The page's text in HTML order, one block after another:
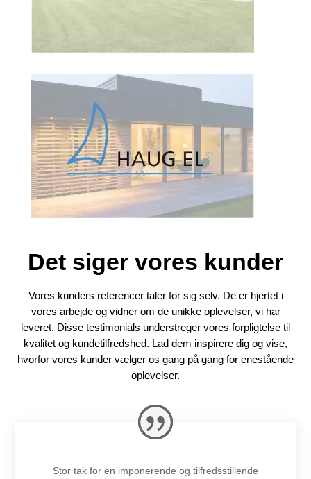
Det siger vores kunder
Vores kunders referencer taler for sig selv. De er hjertet i
vores arbejde og vidner om de unikke oplevelser, vi har
leveret. Disse testimonials understreger vores forpligtelse til
kvalitet og kundetilfredshed. Lad dem inspirere dig og vise,
hvorfor vores kunder vælger os gang på gang for enestående
oplevelser.
Stor tak for en imponerende og tilfredsstillende